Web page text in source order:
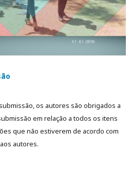
os autores são obrigados a
em relação a todos os itens
que não estiverem de acordo com
autores.